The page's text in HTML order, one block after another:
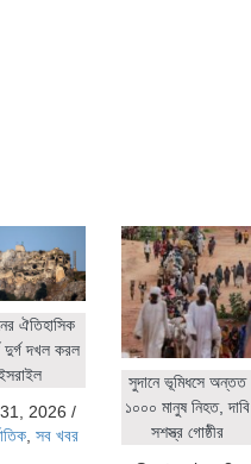
ঐতিহাসিক
দুর্গ দখল করল
2026 /
,সব খবর
সুদানে ভূমিধসে অন্তত
১০০০ মানুষ নিহত, দাবি
সশস্ত্র গোষ্ঠীর